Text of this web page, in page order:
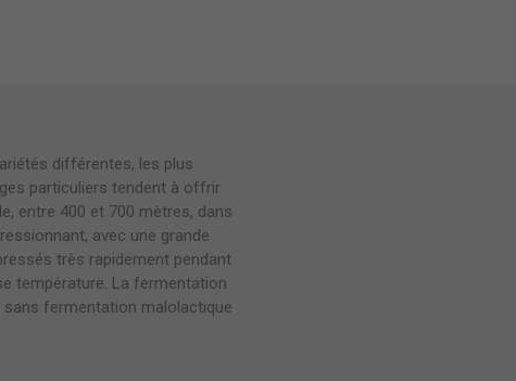
différentes, les plus
particuliers tendent à offrir
entre 400 et 700 mètres, dans
avec une grande
très rapidement pendant
température. La fermentation
sans fermentation malolactique